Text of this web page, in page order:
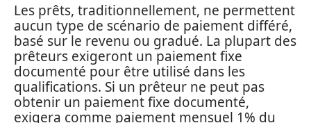
Les prêts, traditionnellement, ne permettent
aucun type de scénario de paiement différé,
basé sur le revenu ou gradué. La plupart des
prêteurs exigeront un paiement fixe
documenté pour être utilisé dans les
qualifications. Si un prêteur ne peut pas
obtenir un paiement fixe documenté,
exigera comme paiement mensuel 1% du